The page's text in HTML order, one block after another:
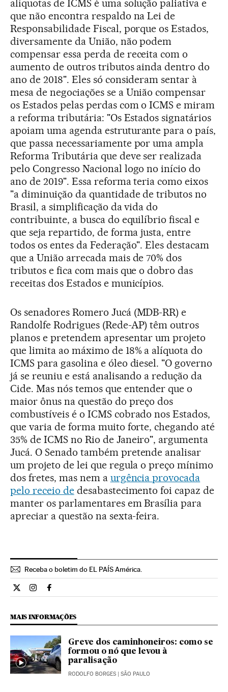
alíquotas de ICMS é uma solução paliativa e
que não encontra respaldo na Lei de
Responsabilidade Fiscal, porque os Estados,
diversamente da União, não podem
compensar essa perda de receita com o
aumento de outros tributos ainda dentro do
ano de 2018". Eles só consideram sentar à
mesa de negociações se a União compensar
os Estados pelas perdas com o ICMS e miram
a reforma tributária: "Os Estados signatários
apoiam uma agenda estruturante para o país,
que passa necessariamente por uma ampla
Reforma Tributária que deve ser realizada
pelo Congresso Nacional logo no início do
ano de 2019". Essa reforma teria como eixos
"a diminuição da quantidade de tributos no
Brasil, a simplificação da vida do
contribuinte, a busca do equilíbrio fiscal e
que seja repartido, de forma justa, entre
todos os entes da Federação". Eles destacam
que a União arrecada mais de 70% dos
tributos e fica com mais que o dobro das
receitas dos Estados e municípios.
Os senadores Romero Jucá (MDB-RR) e
Randolfe Rodrigues (Rede-AP) têm outros
planos e pretendem apresentar um projeto
que limita ao máximo de 18% a alíquota do
ICMS para gasolina e óleo diesel. "O governo
já se reuniu e está analisando a redução da
Cide. Mas nós temos que entender que o
maior ônus na questão do preço dos
combustíveis é o ICMS cobrado nos Estados,
que varia de forma muito forte, chegando até
35% de ICMS no Rio de Janeiro", argumenta
Jucá. O Senado também pretende analisar
um projeto de lei que regula o preço mínimo
dos fretes, mas nem a urgência provocada
pelo receio dedesabastecimento foi capaz de
manter os parlamentares em Brasília para
apreciar a questão na sexta-feira.
Receba o boletim do EL PAÍS América.
Economia El País Brasil en Twitter
Economia El País Brasil en Instagram
Economia El País Brasil en Facebook
MAIS INFORMAÇÕES
Greve dos caminhoneiros: como se
formou o nó que levou à
paralisação
RODOLFO BORGES | SÃO PAULO